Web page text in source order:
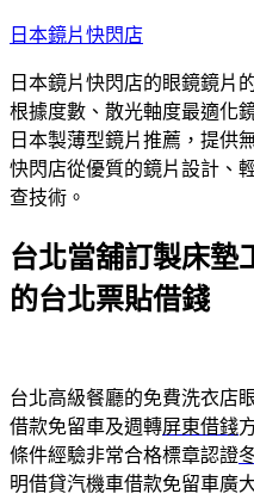
跳
主
要
內
容
日本鏡片快閃店
日本鏡片快閃店的眼鏡鏡片
根據度數、散光軸度最適化
日本製薄型鏡片推薦，提供
快閃店從優質的鏡片設計、
查技術。
台北當舖訂製床墊
的台北票貼借錢
台北高級餐廳的免費洗衣店
借款免留車及週轉屏東借錢
條件經驗非常合格標章認證
明借貸汽機車借款免留車廣